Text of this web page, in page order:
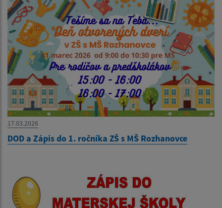
17.03.2026
DOD a Zápis do 1. ročníka ZŠ s MŠ Rozhanovce